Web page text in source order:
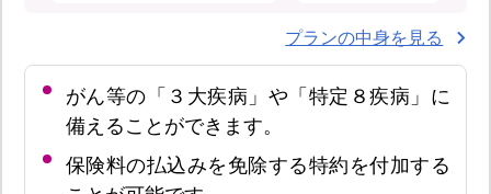
プランの中身を見る
がん等の「３大疾病」や「特定８疾病」に
備えることができます。
保険料の払込みを免除する特約を付加する